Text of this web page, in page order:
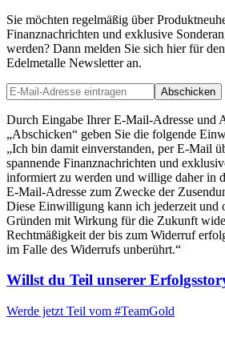
Sie möchten regelmäßig über
Finanznachrichten und exklusive
werden? Dann melden Sie sich hier für
Edelmetalle Newsletter an.
Abschicken
Durch Eingabe Ihrer E-Mail-Adresse und
„Abschicken“ geben Sie die folgende
„Ich bin damit einverstanden, per E-Mail
spannende Finanznachrichten und
informiert zu werden und willige daher in
E-Mail-Adresse zum Zwecke der
Diese Einwilligung kann ich jederzeit und
Gründen mit Wirkung für die Zukunft
Rechtmäßigkeit der bis zum Widerruf
im Falle des Widerrufs unberührt.“
Willst du Teil unserer
Werde jetzt Teil vom #TeamGold